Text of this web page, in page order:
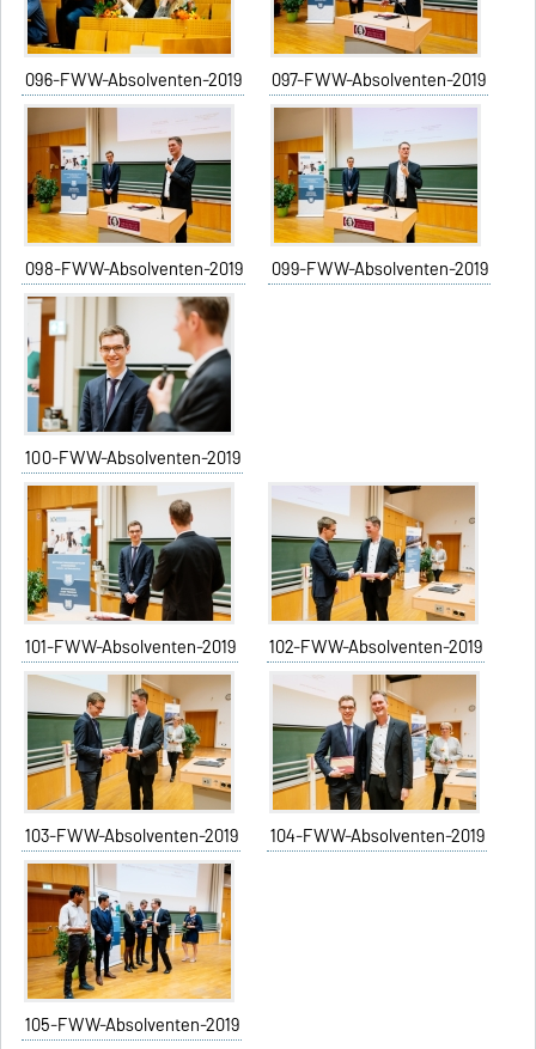
096-FWW-Absolventen-2019 097-FWW-Absolventen-2019
098-FWW-Absolventen-2019 099-FWW-Absolventen-2019
100-FWW-Absolventen-2019
101-FWW-Absolventen-2019 102-FWW-Absolventen-2019
103-FWW-Absolventen-2019 104-FWW-Absolventen-2019
105-FWW-Absolventen-2019